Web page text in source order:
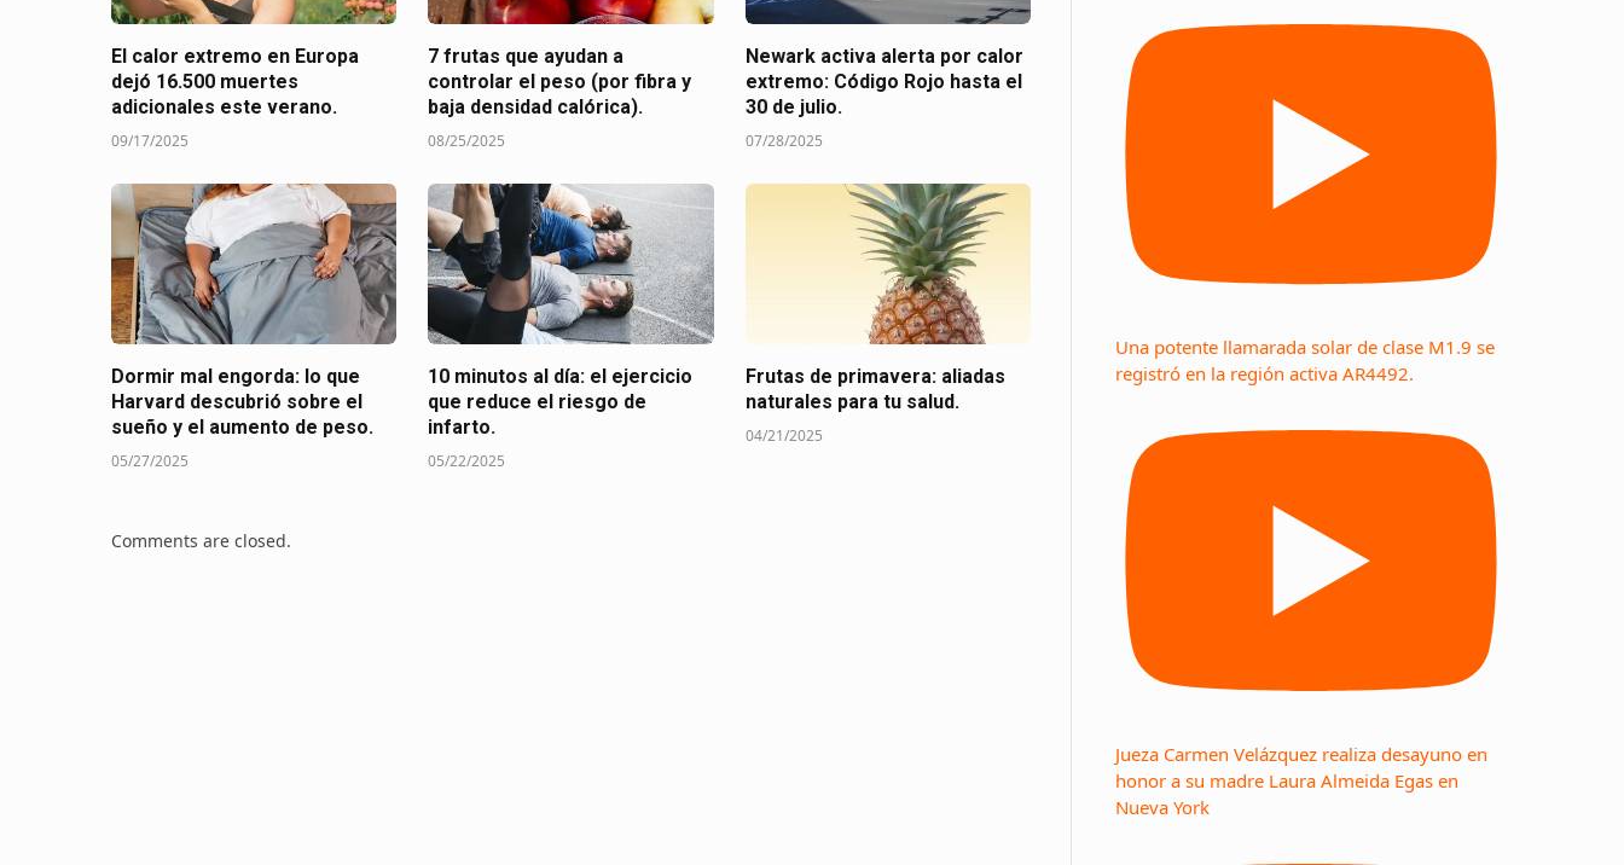
El calor extremo en Europa
dejó 16.500 muertes
adicionales este verano.
09/17/2025
7 frutas que ayudan a
controlar el peso (por fibra y
baja densidad calórica).
08/25/2025
Newark activa alerta por calor
extremo: Código Rojo hasta el
30 de julio.
07/28/2025
Dormir mal engorda: lo que
Harvard descubrió sobre el
sueño y el aumento de peso.
05/27/2025
10 minutos al día: el ejercicio
que reduce el riesgo de
infarto.
05/22/2025
Frutas de primavera: aliadas
naturales para tu salud.
04/21/2025
Comments are closed.
Una potente llamarada solar de clase M1.9 se
registró en la región activa AR4492.
Jueza Carmen Velázquez realiza desayuno en
honor a su madre Laura Almeida Egas en
Nueva York